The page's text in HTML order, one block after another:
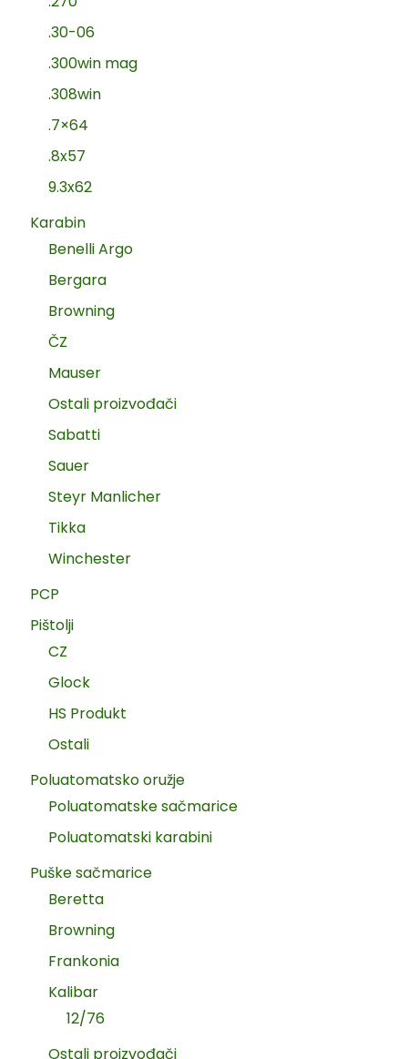
.30-06
.300win mag
.308win
.7×64
.8x57
9.3x62
Karabin
Benelli Argo
Bergara
Browning
ČZ
Mauser
Ostali proizvođači
Sabatti
Sauer
Steyr Manlicher
Tikka
Winchester
PCP
Pištolji
CZ
Glock
HS Produkt
Ostali
Poluatomatsko oružje
Poluatomatske sačmarice
Poluatomatski karabini
Puške sačmarice
Beretta
Browning
Frankonia
Kalibar
12/76
Ostali proizvođači